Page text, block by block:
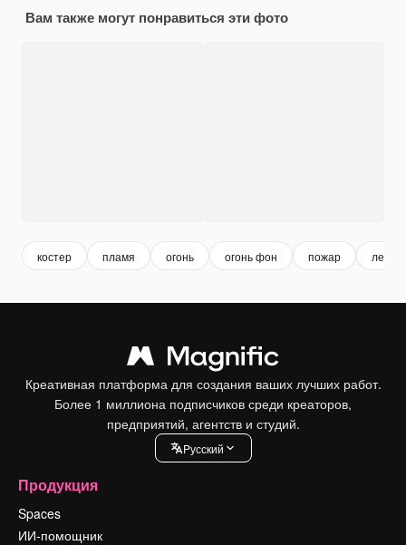
Вам также могут понравиться эти фото
костер пламя огонь огонь фон пожар
Креативная платформа для создания ваших лучших работ.
Более 1 миллиона подписчиков среди креаторов,
предприятий, агентств и студий.
Pусский
Продукция
Spaces
ИИ-помощник